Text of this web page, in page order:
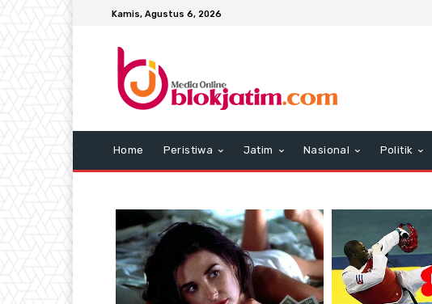
Kamis, Agustus 6, 2026
Home Peristiwa Jatim Nasional Politik